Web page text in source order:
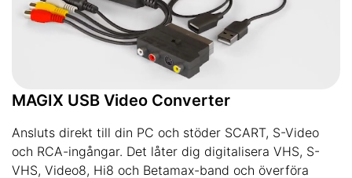
MAGIX USB Video Converter
Ansluts direkt till din PC och stöder SCART, S-Video
och RCA-ingångar. Det låter dig digitalisera VHS, S-
VHS, Video8, Hi8 och Betamax-band och överföra